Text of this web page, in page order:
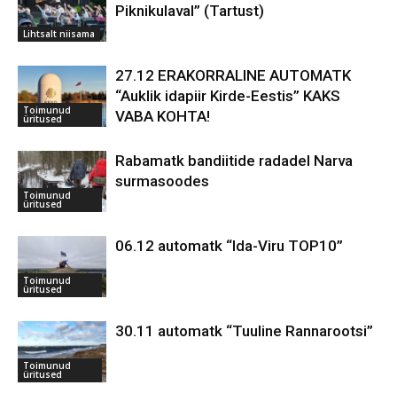
Lihtsalt niisama
Piknikulaval” (Tartust)
Toimunud
üritused
27.12 ERAKORRALINE AUTOMATK
“Auklik idapiir Kirde-Eestis” KAKS
VABA KOHTA!
Toimunud
üritused
Rabamatk bandiitide radadel Narva
surmasoodes
Toimunud
üritused
06.12 automatk “Ida-Viru TOP10”
Toimunud
üritused
30.11 automatk “Tuuline Rannarootsi”